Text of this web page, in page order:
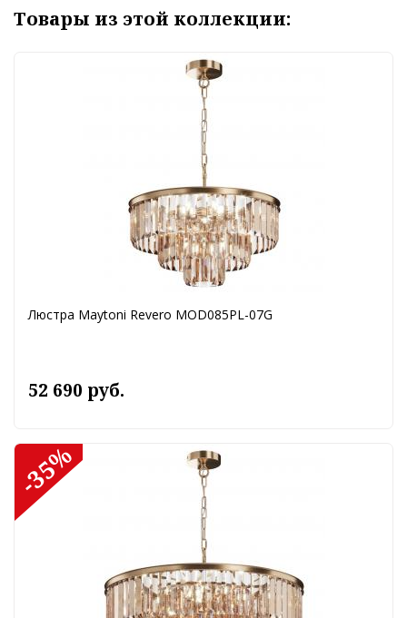
Товары из этой коллекции:
Люстра Maytoni Revero MOD085PL-07G
52 690 руб.
-35%